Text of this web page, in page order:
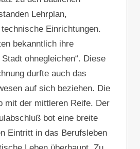
Lehrplan,
Einrichtungen.
bekanntlich ihre
ohnegleichen“. Diese
durfte auch das
auf sich beziehen. Die
mit der mittleren Reife. Der
bot eine breite
Eintritt in das Berufsleben